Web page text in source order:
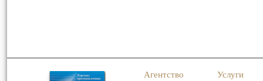
Агентство Услуги